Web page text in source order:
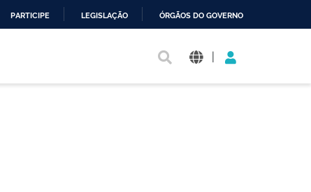
PARTICIPE LEGISLAÇÃO ÓRGÃOS DO GOVERNO
|